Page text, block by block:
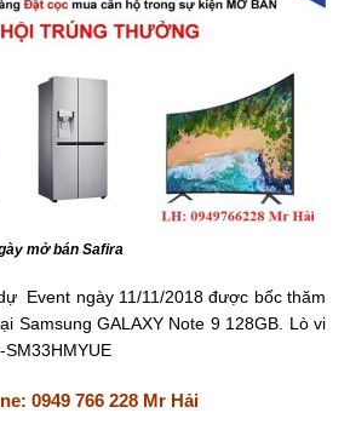
mở bán Safira
Event ngày 11/11/2018 được bốc thăm
Samsung GALAXY Note 9 128GB. Lò vi
SM33HMYUE
0949 766 228 Mr Hải